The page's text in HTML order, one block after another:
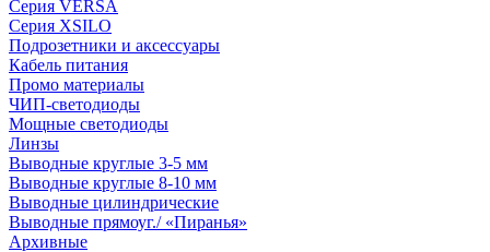
Серия VERSA
Серия XSILO
Подрозетники и аксессуары
Кабель питания
Промо материалы
ЧИП-светодиоды
Мощные светодиоды
Линзы
Выводные круглые 3-5 мм
Выводные круглые 8-10 мм
Выводные цилиндрические
Выводные прямоуг./ «Пиранья»
Архивные